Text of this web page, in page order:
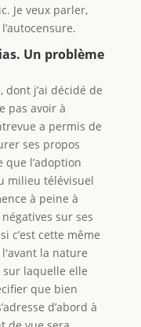
Je veux parler,
Un problème
j’ai décidé de
pas avoir à
a permis de
ses propos
que l’adoption
milieu télévisuel
à peine à
sur ses
c’est cette même
la nature
laquelle elle
que bien
d’abord à